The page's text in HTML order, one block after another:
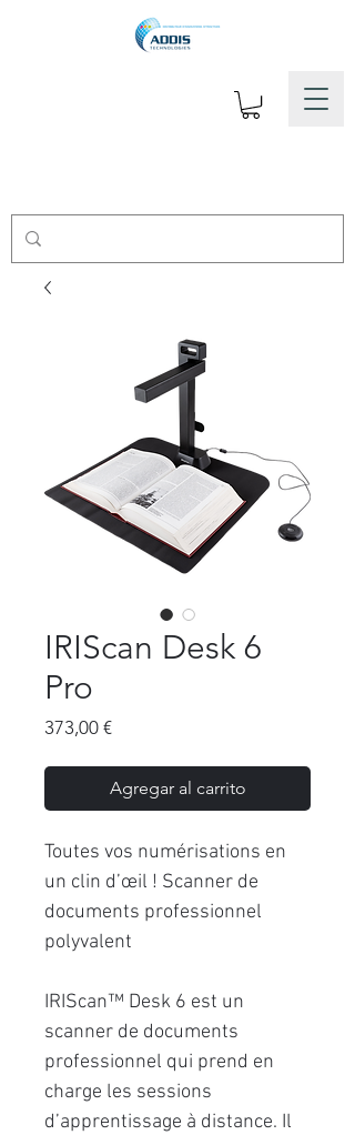
IRIScan Desk 6
Pro
373,00 €Precio
Agregar al carrito
Toutes vos numérisations en
un clin d’œil ! Scanner de
documents professionnel
polyvalent
IRIScan™ Desk 6 est un
scanner de documents
professionnel qui prend en
charge les sessions
d’apprentissage à distance. Il